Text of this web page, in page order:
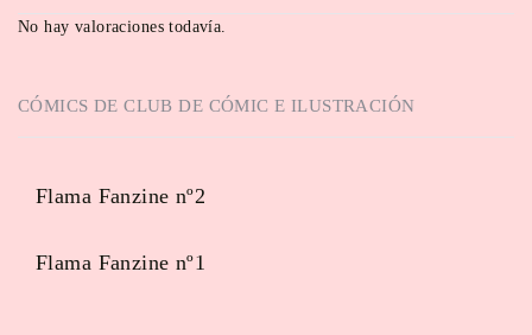
No hay valoraciones todavía.
CÓMICS DECLUB DE CÓMIC E ILUSTRACIÓN
Flama Fanzine nº2
Flama Fanzine nº1